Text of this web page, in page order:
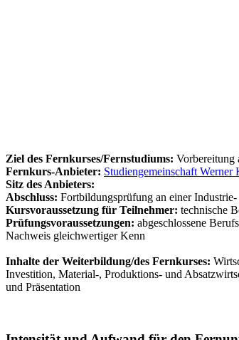
Ziel des Fernkurses/Fernstudiums: Vorbereitung
Fernkurs-Anbieter: Studiengemeinschaft
Sitz des Anbieters:
Abschluss: Fortbildungsprüfung an einer
Kursvoraussetzung für Teilnehmer: technische
Prüfungsvoraussetzungen: abgeschlossene
Nachweis gleichwertiger Kenn
Inhalte der Weiterbildung/des Fernkurses:
Investition, Material-, Produktions- und
und Präsentation